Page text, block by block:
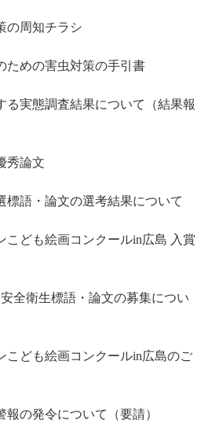
の周知チラシ
ための害虫対策の手引書
る実態調査結果について（結果報
秀論文
標語・論文の選考結果について
こども絵画コンクールin広島 入賞
全衛生標語・論文の募集につい
こども絵画コンクールin広島のご
報の発令について（要請）